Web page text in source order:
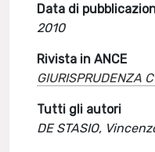
Data di
2010
Rivista in ANCE
GIURISPRUDENZA
Tutti gli autori
DE STASIO,